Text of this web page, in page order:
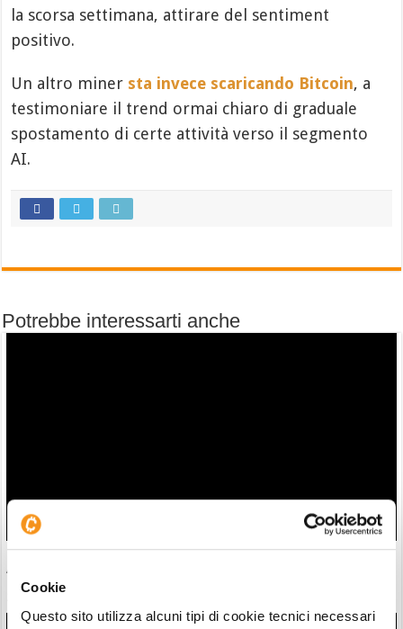
Cookie
Questo sito utilizza alcuni tipi di cookie tecnici necessari
la scorsa settimana, attirare del sentiment
positivo.
Un altro miner sta invece scaricando Bitcoin, a
testimoniare il trend ormai chiaro di graduale
spostamento di certe attività verso il segmento
AI.
Potrebbe interessarti anche
“miracolo” italiano in borsa
28/07/26 21:17